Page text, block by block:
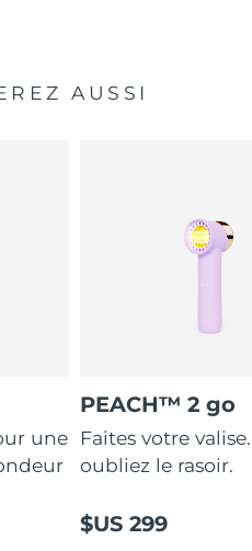
AUSSI
une
PEACH™ 2 go
Faites votre
oubliez le rasoir.
$US 299